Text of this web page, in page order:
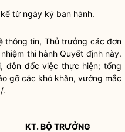
từ ngày ký ban hành.
thông tin, Thủ trưởng các đơn
thi hành Quyết định này.
đôn đốc việc thực hiện; tổng
gỡ các khó khăn, vướng mắc
.
KT.BỘ TRƯỞNG